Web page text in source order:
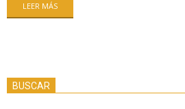
LEER MÁS
BUSCAR